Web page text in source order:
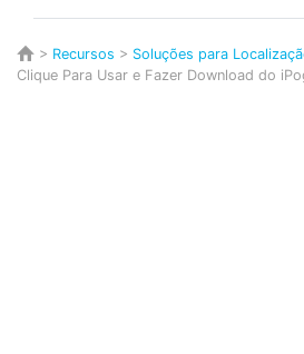
> Recursos > Soluções para
Clique Para Usar e Fazer Download do